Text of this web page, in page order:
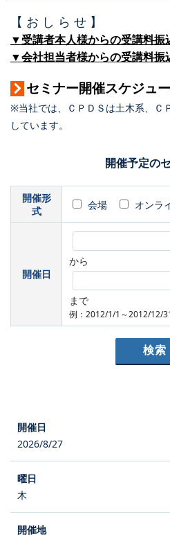
【 お し ら せ 】
▼受講者本人様からの受講料振
▼会社担当者様からの受講料振
セミナー開催スケジュ
※当社では、ＣＰＤＳは土木系、Ｃ
しています。
開催予定の
開催形
式
会場 オンラ
開催日
から
まで
例：2012/1/1～2012/12/
2026/8/27
木